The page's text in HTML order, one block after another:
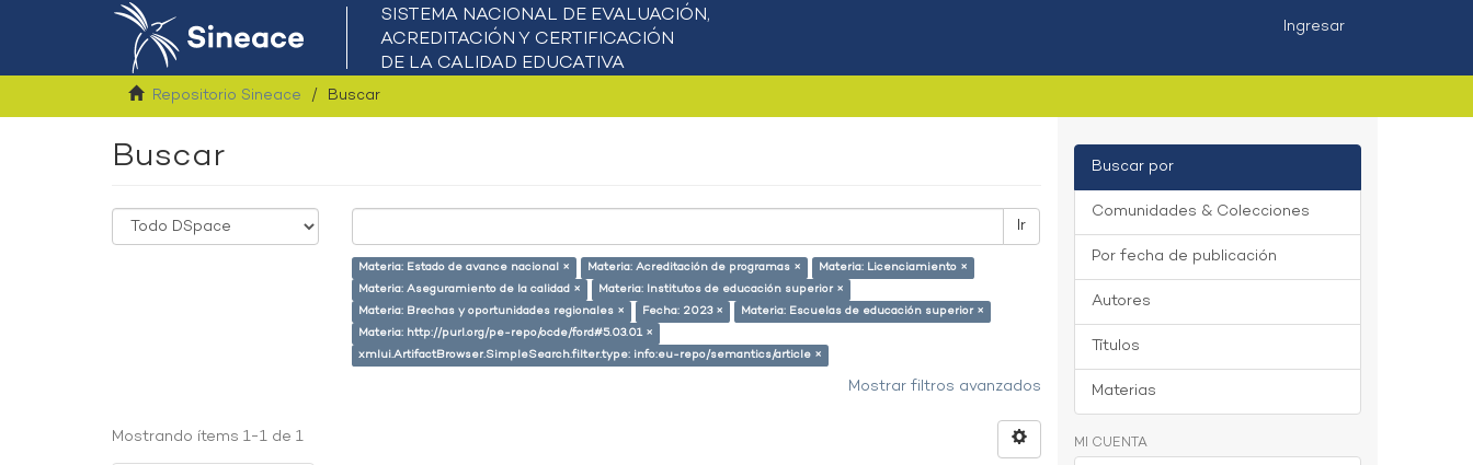
Ingresar
Repositorio Sineace Buscar
Buscar
Ir
Materia: Estado de avance nacional × Materia: Acreditación de programas ×
Materia: Licenciamiento ×
Materia: Aseguramiento de la calidad ×
Materia: Institutos de educación superior ×
Materia: Brechas y oportunidades regionales ×
Fecha: 2023 ×
Materia: Escuelas de educación superior ×
Materia: http://purl.org/pe-repo/ocde/ford#5.03.01 ×
xmlui.ArtifactBrowser.SimpleSearch.filter.type: info:eu-repo/semantics/article ×
Mostrar filtros avanzados
Mostrando ítems 1-1 de 1
Buscar por
Comunidades & Colecciones
Por fecha de publicación
Autores
Títulos
Materias
MI CUENTA